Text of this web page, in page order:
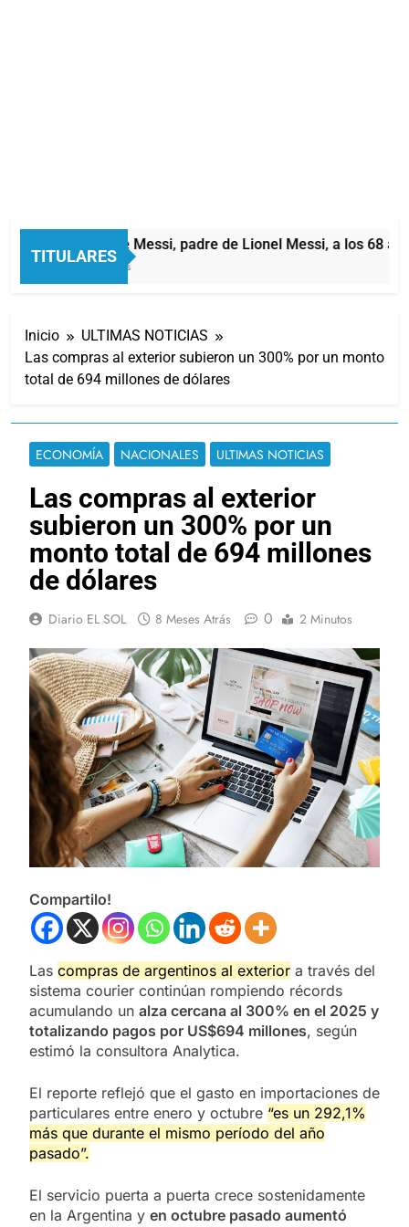
TITULARES
Murió Jorge Messi, padre de Lionel Messi, a los 68 años
31 Minutos Atrás
Inicio
ULTIMAS NOTICIAS
Las compras al exterior subieron un 300% por un monto
total de 694 millones de dólares
ECONOMÍA NACIONALES ULTIMAS NOTICIAS
Las compras al exterior
subieron un 300% por un
monto total de 694 millones
de dólares
Diario EL SOL 8 Meses Atrás 0 2 Minutos
Compartilo!
Las compras de argentinos al exterior a través del
sistema courier continúan rompiendo récords
acumulando un alza cercana al 300% en el 2025 y
totalizando pagos por US$694 millones, según
estimó la consultora Analytica.
El reporte reflejó que el gasto en importaciones de
particulares entre enero y octubre “es un 292,1%
más que durante el mismo período del año
pasado”.
El servicio puerta a puerta crece sostenidamente
en la Argentina y en octubre pasado aumentó